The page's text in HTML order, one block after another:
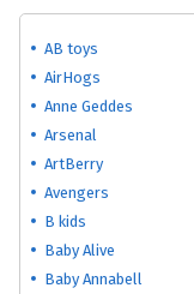
AB toys
AirHogs
Anne Geddes
Arsenal
ArtBerry
Avengers
B kids
Baby Alive
Baby Annabell